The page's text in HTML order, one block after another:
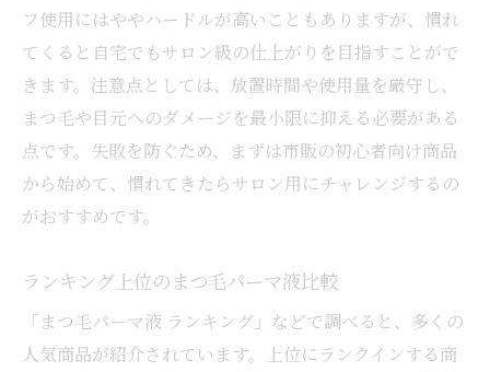
フ使用にはややハードルが高いこともありますが、慣れ
てくると自宅でもサロン級の仕上がりを目指すことがで
きます。注意点としては、放置時間や使用量を厳守し、
まつ毛や目元へのダメージを最小限に抑える必要がある
点です。失敗を防ぐため、まずは市販の初心者向け商品
から始めて、慣れてきたらサロン用にチャレンジするの
がおすすめです。
ランキング上位のまつ毛パーマ液比較
「まつ毛パーマ液 ランキング」などで調べると、多くの
人気商品が紹介されています。上位にランクインする商